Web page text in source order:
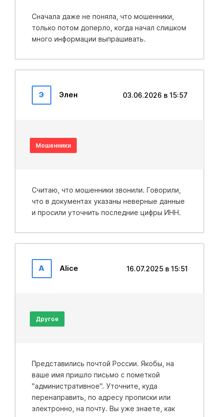
Сначала даже не поняла, что мошенники,
только потом доперло, когда начал слишком
много информации выпрашивать.
Э Элен 03.06.2026 в 15:57
Мошенники
Считаю, что мошенники звонили. Говорили,
что в документах указаны неверные данные
и просили уточнить последние цифры ИНН.
A Alice 16.07.2025 в 15:51
Другое
Представились почтой России. Якобы, на
ваше имя пришло письмо с пометкой
"административное". Уточните, куда
перенаправить, по адресу прописки или
электронно, на почту. Вы уже знаете, как